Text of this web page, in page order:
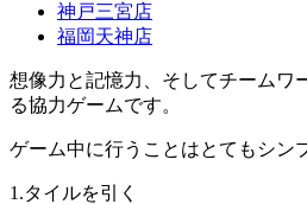
神戸三宮店
福岡天神店
想像力と記憶力、そしてチームワ
る協力ゲームです。
ゲーム中に行うことはとてもシン
1.タイルを引く